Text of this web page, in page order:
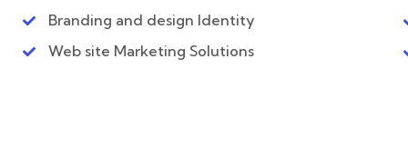
Branding and design Identity
Web site Marketing Solutions